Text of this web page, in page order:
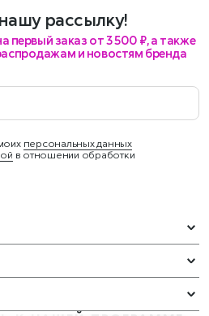
рассылку!
первый заказ от 3 500 ₽, а также
и новостям бренда
персональных данных
в отношении обработки